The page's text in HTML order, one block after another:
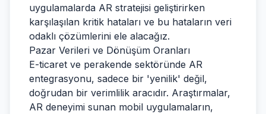
uygulamalarda AR stratejisi geliştirirken
karşılaşılan kritik hataları ve bu hataların veri
odaklı çözümlerini ele alacağız.
Pazar Verileri ve Dönüşüm Oranları
E-ticaret ve perakende sektöründe AR
entegrasyonu, sadece bir 'yenilik' değil,
doğrudan bir verimlilik aracıdır. Araştırmalar,
AR deneyimi sunan mobil uygulamaların,